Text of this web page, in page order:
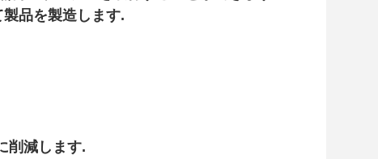
品を製造します.
削減します.